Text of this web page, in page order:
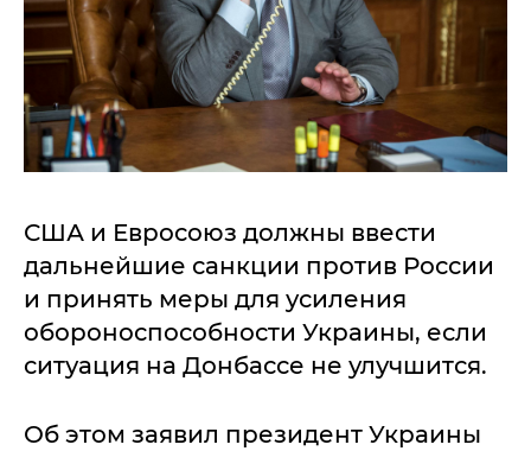
США и Евросоюз должны ввести
дальнейшие санкции против России
и принять меры для усиления
обороноспособности Украины, если
ситуация на Донбассе не улучшится.
Об этом заявил президент Украины